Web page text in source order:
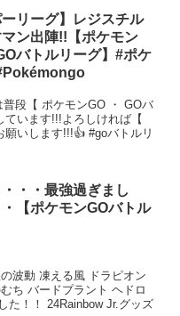
ーリーグ】レジスチル
ン出陣!!【ポケモン
バトルリーグ】#ポケ
段【 ポケモンGO ・ GOバ
ています!!!よろしければ【
いします!!!👍 #goバトルリ
・・最強過ぎまし
【ポケモンGOバトル
波動 凍える風 ドラピオン
ち バードプラント ヘドロ
た！！ 24Rainbow Jr.グッズ